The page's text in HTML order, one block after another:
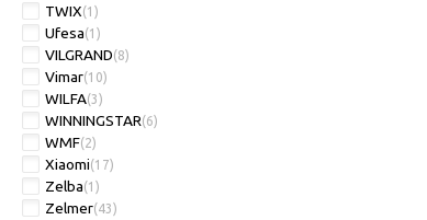
TWIX(1)
Ufesa(1)
VILGRAND(8)
Vimar(10)
WILFA(3)
WINNINGSTAR(6)
WMF(2)
Xiaomi(17)
Zelba(1)
Zelmer(43)